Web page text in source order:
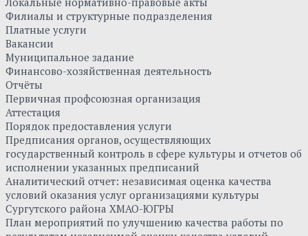
Филиалы и структурные подразделения
Платные услуги
Вакансии
Муниципальное задание
Финансово-хозяйственная деятельность
Отчёты
Первичная профсоюзная организация
Аттестация
Порядок предоставления услуги
Предписания органов, осуществляющих
государственный контроль в сфере культуры и отчетов об
исполнении указанных предписаний
Аналитический отчет: независимая оценка качества
условий оказания услуг организациями культуры
Сургутского района ХМАО-ЮГРЫ
План мероприятий по улучшению качества работы по